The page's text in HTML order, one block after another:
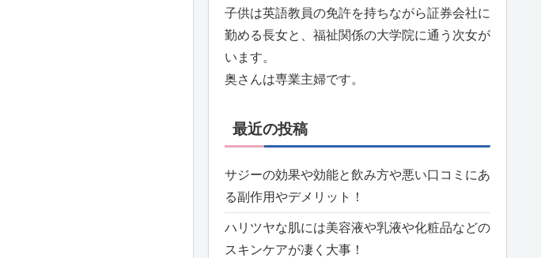
子供は英語教員の免許を持ちながら証券会社に
勤める長女と、福祉関係の大学院に通う次女が
います。
奥さんは専業主婦です。
最近の投稿
サジーの効果や効能と飲み方や悪い口コミにあ
る副作用やデメリット！
ハリツヤな肌には美容液や乳液や化粧品などの
スキンケアが凄く大事！